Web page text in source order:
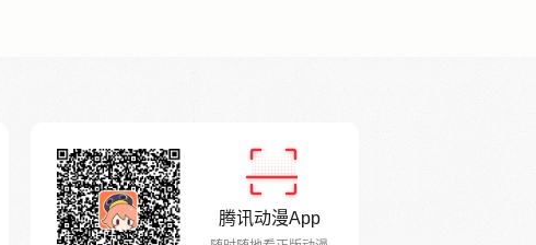
腾讯动漫App